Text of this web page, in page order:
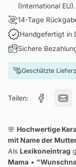
(International EU).
14-Tage
Handgefertigt in
Sichere
Geschätzte
Teilen:
🌸 Hochwertige
mit Name der
Als Lexikoneintrag
Mama •